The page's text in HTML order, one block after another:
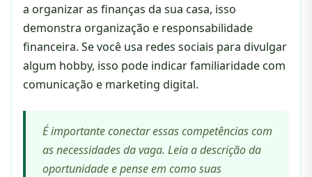
a organizar as finanças da sua casa, isso
demonstra organização e responsabilidade
financeira. Se você usa redes sociais para divulgar
algum hobby, isso pode indicar familiaridade com
comunicação e marketing digital.
É importante conectar essas competências com
as necessidades da vaga. Leia a descrição da
oportunidade e pense em como suas